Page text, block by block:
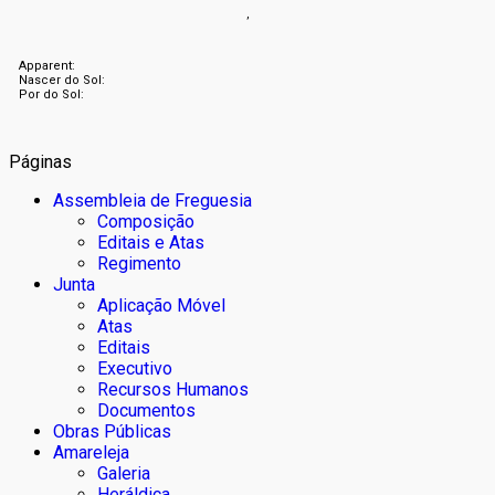
,
Apparent:
Nascer do Sol:
Por do Sol:
Páginas
Assembleia de Freguesia
Composição
Editais e Atas
Regimento
Junta
Aplicação Móvel
Atas
Editais
Executivo
Recursos Humanos
Documentos
Obras Públicas
Amareleja
Galeria